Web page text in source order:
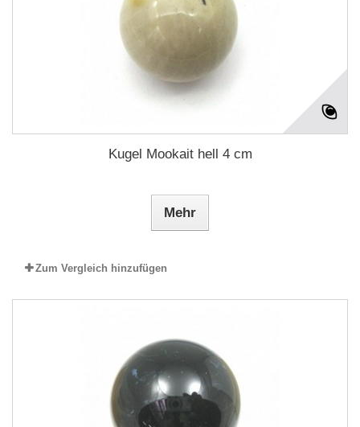
Kugel Mookait hell 4 cm
Mehr
Zum Vergleich hinzufügen